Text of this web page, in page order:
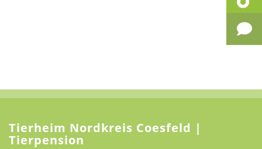
Tierheim Nordkreis Coesfeld |
Tierpension